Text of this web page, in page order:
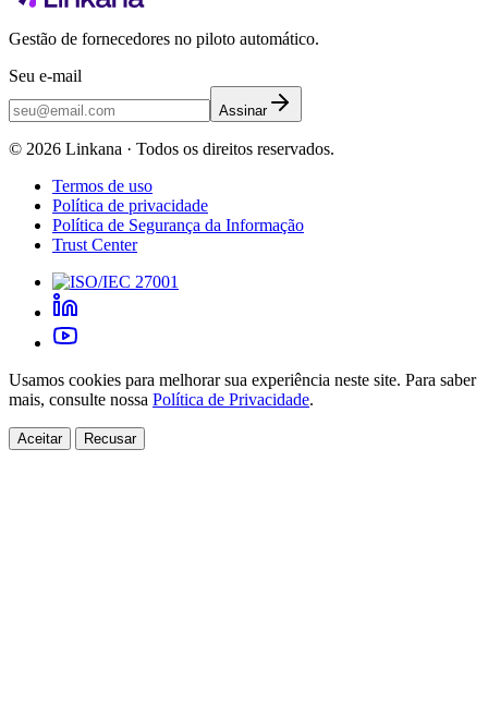
Gestão de fornecedores no piloto automático.
Seu e-mail
Assinar
© 2026 Linkana · Todos os direitos reservados.
Termos de uso
Política de privacidade
Política de Segurança da Informação
Trust Center
Usamos cookies para melhorar sua experiência neste site. Para saber
mais, consulte nossa Política de Privacidade.
Aceitar Recusar